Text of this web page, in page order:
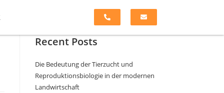
Recent Posts
Die Bedeutung der Tierzucht und
Reproduktionsbiologie in der modernen
Landwirtschaft